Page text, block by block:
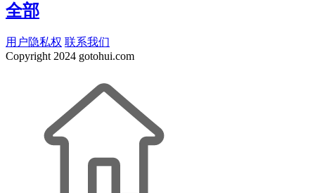
全部
用户隐私权 联系我们
Copyright2024 gotohui.com